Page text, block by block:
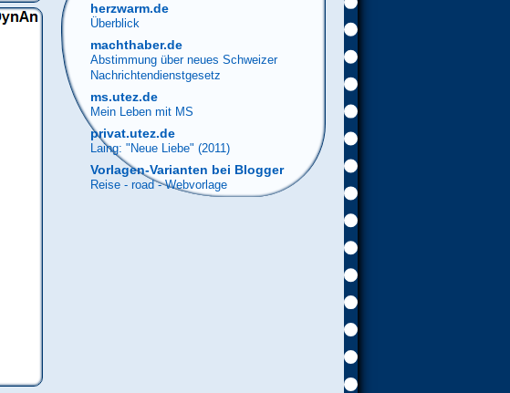
herzwarm.de
Überblick
machthaber.de
Abstimmung über neues Schweizer
Nachrichtendienstgesetz
ms.utez.de
Mein Leben mit MS
privat.utez.de
Laing: "Neue Liebe" (2011)
Vorlagen-Varianten bei Blogger
Reise - road - Webvorlage